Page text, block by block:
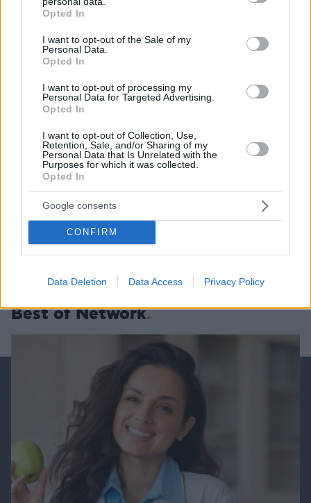
grant or deny consent to Google and its third-party tags to
use your data for below specified purposes in below Google
consent section.
Opted In
I want to opt-out of the Sale of my
Personal Data.
Opted In
I want to opt-out of processing my
Personal Data for Targeted Advertising.
Opted In
I want to opt-out of Collection, Use,
Retention, Sale, and/or Sharing of my
Personal Data that Is Unrelated with the
Purposes for which it was collected.
Opted In
Google consents
CONFIRM
Data Deletion Data Access Privacy Policy
06.08.2026, 14:45
Games
Cut The Rope Candy
Best of Network